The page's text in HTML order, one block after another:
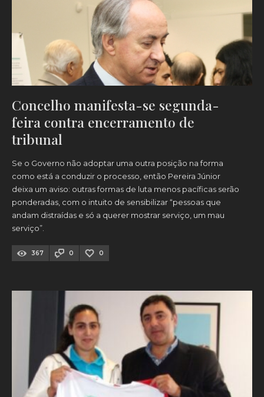
Concelho manifesta-se segunda-
feira contra encerramento de
tribunal
Se o Governo não adoptar uma outra posição na forma
como está a conduzir o processo, então Pereira Júnior
deixa um aviso: outras formas de luta menos pacíficas serão
ponderadas, com o intuito de sensibilizar “pessoas que
andam distraídas e só a querer mostrar serviço, um mau
serviço”.
367 0 0